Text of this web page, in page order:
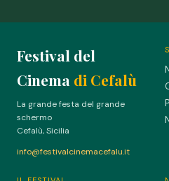
Festival del
Cinema di Cefalù
La grande festa del grande
schermo
Cefalù, Sicilia
info@festivalcinemacefalu.it